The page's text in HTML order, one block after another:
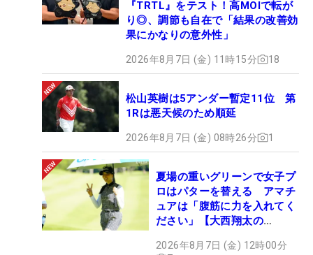
『TRTL』をテスト！高MOIで転が
り◎、調節も自在で「結果の改善効
果にかなりの意外性」
2026年8月7日 (金) 11時15分 18
松山英樹は5アンダー暫定11位 第
1Rは悪天候のため順延
2026年8月7日 (金) 08時26分 1
夏場の重いグリーンで女子プ
ロはパターを替える アマチ
ュアは「腹筋に力を入れてく
ださい」【大西翔太の
2026年8月7日 (金) 12時00分